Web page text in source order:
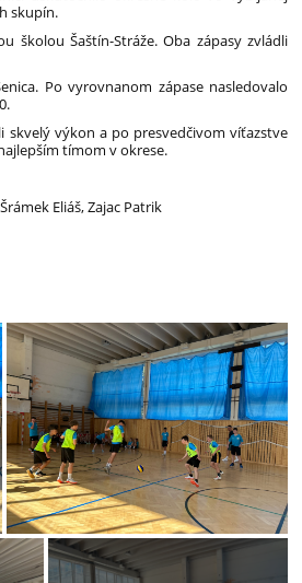
skupín.
školou Šaštín-Stráže. Oba zápasy zvládli
Po vyrovnanom zápase nasledovalo
skvelý výkon a po presvedčivom víťazstve
tímom v okrese.
Eliáš, Zajac Patrik